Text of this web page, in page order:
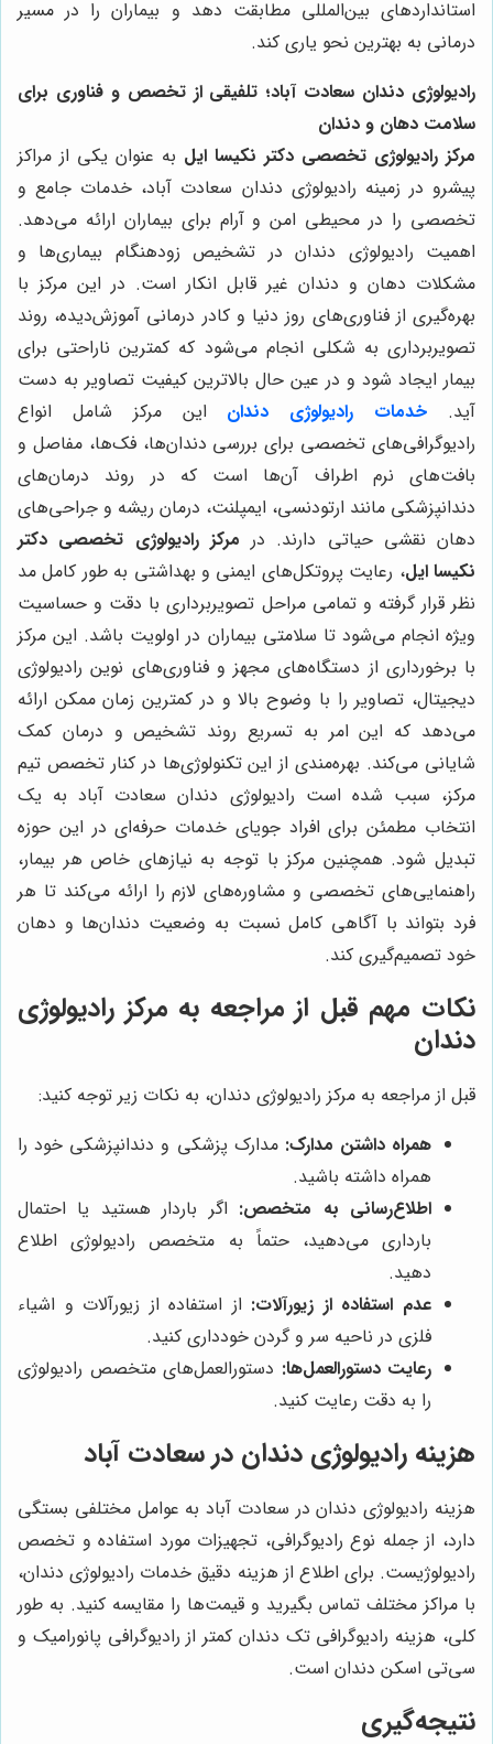
استانداردهای بین‌المللی مطابقت دهد و بیماران را در مسیر
درمانی به بهترین نحو یاری کند.
رادیولوژی دندان سعادت آباد؛ تلفیقی از تخصص و فناوری برای
سلامت دهان و دندان
مرکز رادیولوژی تخصصی دکتر نکیسا ایل به عنوان یکی از مراکز
پیشرو در زمینه رادیولوژی دندان سعادت آباد، خدمات جامع و
تخصصی را در محیطی امن و آرام برای بیماران ارائه می‌دهد.
اهمیت رادیولوژی دندان در تشخیص زودهنگام بیماری‌ها و
مشکلات دهان و دندان غیر قابل انکار است. در این مرکز با
بهره‌گیری از فناوری‌های روز دنیا و کادر درمانی آموزش‌دیده، روند
تصویربرداری به شکلی انجام می‌شود که کمترین ناراحتی برای
بیمار ایجاد شود و در عین حال بالاترین کیفیت تصاویر به دست
آید. خدمات رادیولوژی دندان این مرکز شامل انواع
رادیوگرافی‌های تخصصی برای بررسی دندان‌ها، فک‌ها، مفاصل و
بافت‌های نرم اطراف آن‌ها است که در روند درمان‌های
دندانپزشکی مانند ارتودنسی، ایمپلنت، درمان ریشه و جراحی‌های
دهان نقشی حیاتی دارند. در مرکز رادیولوژی تخصصی دکتر
نکیسا ایل، رعایت پروتکل‌های ایمنی و بهداشتی به طور کامل مد
نظر قرار گرفته و تمامی مراحل تصویربرداری با دقت و حساسیت
ویژه انجام می‌شود تا سلامتی بیماران در اولویت باشد. این مرکز
با برخورداری از دستگاه‌های مجهز و فناوری‌های نوین رادیولوژی
دیجیتال، تصاویر را با وضوح بالا و در کمترین زمان ممکن ارائه
می‌دهد که این امر به تسریع روند تشخیص و درمان کمک
شایانی می‌کند. بهره‌مندی از این تکنولوژی‌ها در کنار تخصص تیم
مرکز، سبب شده است رادیولوژی دندان سعادت آباد به یک
انتخاب مطمئن برای افراد جویای خدمات حرفه‌ای در این حوزه
تبدیل شود. همچنین مرکز با توجه به نیازهای خاص هر بیمار،
راهنمایی‌های تخصصی و مشاوره‌های لازم را ارائه می‌کند تا هر
فرد بتواند با آگاهی کامل نسبت به وضعیت دندان‌ها و دهان
خود تصمیم‌گیری کند.
نکات مهم قبل از مراجعه به مرکز رادیولوژی
دندان
قبل از مراجعه به مرکز رادیولوژی دندان، به نکات زیر توجه کنید:
همراه داشتن مدارک: مدارک پزشکی و دندانپزشکی خود را
همراه داشته باشید.
اطلاع‌رسانی به متخصص: اگر باردار هستید یا احتمال
بارداری می‌دهید، حتماً به متخصص رادیولوژی اطلاع
دهید.
عدم استفاده از زیورآلات: از استفاده از زیورآلات و اشیاء
فلزی در ناحیه سر و گردن خودداری کنید.
رعایت دستورالعمل‌ها: دستورالعمل‌های متخصص رادیولوژی
را به دقت رعایت کنید.
هزینه رادیولوژی دندان در سعادت آباد
هزینه رادیولوژی دندان در سعادت آباد به عوامل مختلفی بستگی
دارد، از جمله نوع رادیوگرافی، تجهیزات مورد استفاده و تخصص
رادیولوژیست. برای اطلاع از هزینه دقیق خدمات رادیولوژی دندان،
با مراکز مختلف تماس بگیرید و قیمت‌ها را مقایسه کنید. به طور
کلی، هزینه رادیوگرافی تک دندان کمتر از رادیوگرافی پانورامیک و
سی‌تی اسکن دندان است.
نتیجه‌گیری